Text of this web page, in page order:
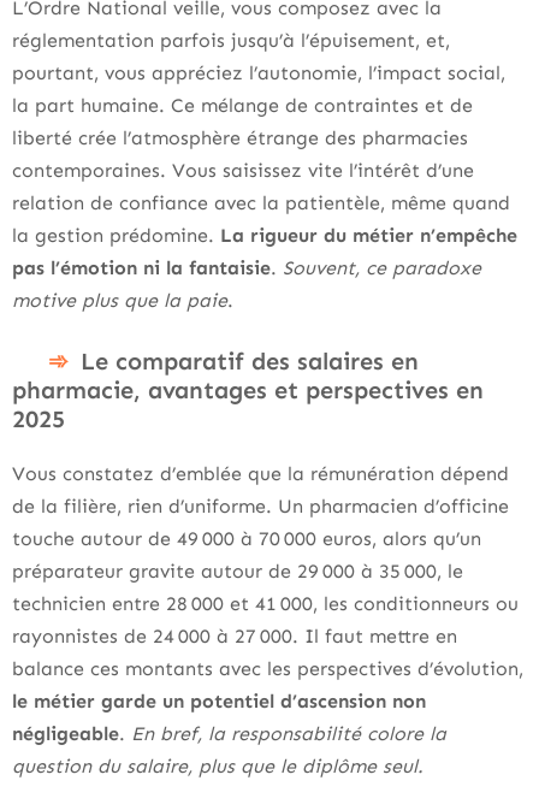
L’Ordre National veille, vous composez avec la
réglementation parfois jusqu’à l’épuisement, et,
pourtant, vous appréciez l’autonomie, l’impact social,
la part humaine. Ce mélange de contraintes et de
liberté crée l’atmosphère étrange des pharmacies
contemporaines. Vous saisissez vite l’intérêt d’une
relation de confiance avec la patientèle, même quand
la gestion prédomine. La rigueur du métier n’empêche
pas l’émotion ni la fantaisie. Souvent, ce paradoxe
motive plus que la paie.
Le comparatif des salaires en
pharmacie, avantages et perspectives en
2025
Vous constatez d’emblée que la rémunération dépend
de la filière, rien d’uniforme. Un pharmacien d’officine
touche autour de 49 000 à 70 000 euros, alors qu’un
préparateur gravite autour de 29 000 à 35 000, le
technicien entre 28 000 et 41 000, les conditionneurs ou
rayonnistes de 24 000 à 27 000. Il faut mettre en
balance ces montants avec les perspectives d’évolution,
le métier garde un potentiel d’ascension non
négligeable. En bref, la responsabilité colore la
question du salaire, plus que le diplôme seul.